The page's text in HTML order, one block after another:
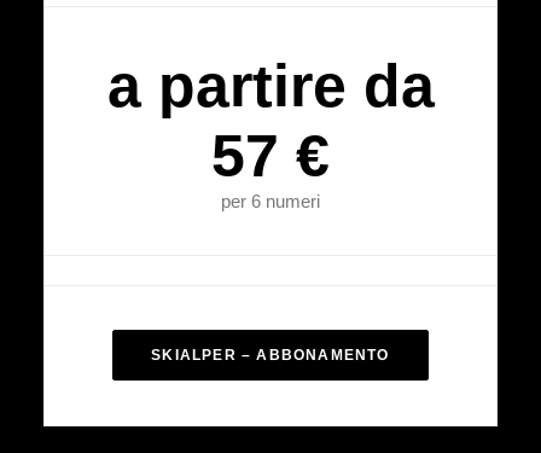
a partire da
57 €
per 6 numeri
SKIALPER – ABBONAMENTO